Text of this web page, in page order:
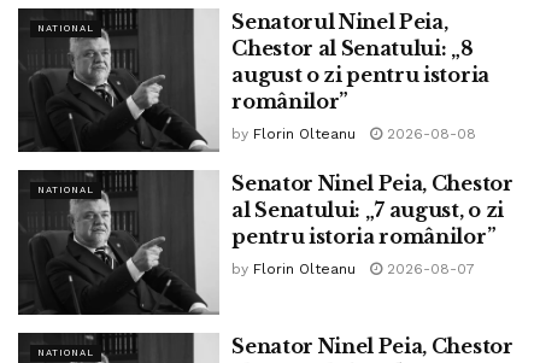
NATIONAL
Senatorul Ninel Peia,
Chestor al Senatului: „8
august o zi pentru istoria
românilor”
by Florin Olteanu 2026-08-08
NATIONAL
Senator Ninel Peia, Chestor
al Senatului: „7 august, o zi
pentru istoria românilor”
by Florin Olteanu 2026-08-07
NATIONAL
Senator Ninel Peia, Chestor